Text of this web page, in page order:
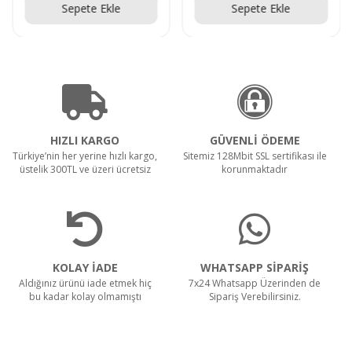
Sepete Ekle
Sepete Ekle
HIZLI KARGO
Türkiye’nin her yerine hızlı kargo,
üstelik 300TL ve üzeri ücretsiz
GÜVENLİ ÖDEME
Sitemiz 128Mbit SSL sertifikası ile
korunmaktadır
KOLAY İADE
Aldığınız ürünü iade etmek hiç
bu kadar kolay olmamıştı
WHATSAPP SİPARİŞ
7x24 Whatsapp Üzerinden de
Sipariş Verebilirsiniz.